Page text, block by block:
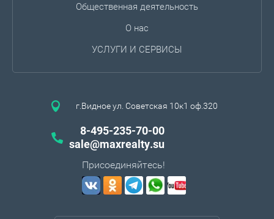
Общественная деятельность
О нас
УСЛУГИ И СЕРВИСЫ
г.Видное ул. Советская 10к1 оф.320
8-495-235-70-00
sale@maxrealty.su
Присоединяйтесь!